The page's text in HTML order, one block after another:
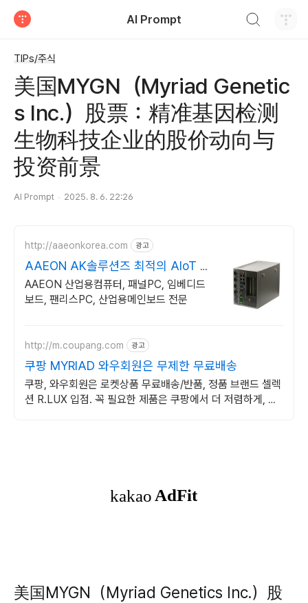
AI Prompt
TIPs/주식
美国MYGN（Myriad Genetic
s Inc.）股票：精准基因检测
生物科技企业的股价动向与
投资前景
AI Prompt 2025. 8. 6. 22:26
http://aaeonkorea.com 광고
AAEON AK솔루션즈 최적의 AIoT 솔
루션 제공
AAEON 산업용컴퓨터, 패널PC, 임베디드
보드, 팬리스PC, 산업용메인보드 전문
http://m.coupang.com 광고
쿠팡 MYRIAD 와우회원은 무제한 무료배송
쿠팡, 와우회원은 로켓상품 무료배송/반품, 정품 브랜드 셀렉
션 R.LUX 입점. 꼭 필요한 제품은 쿠팡에서 더 저렴하게, 로
美国MYGN（Myriad Genetics Inc.）股